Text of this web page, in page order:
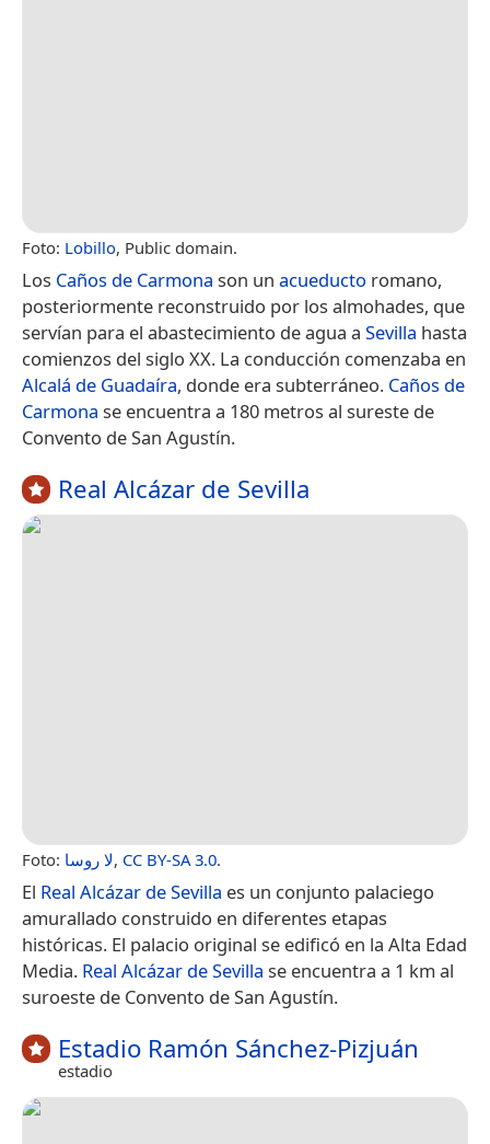
Foto: Lobillo, Public domain.
Los Caños de Carmona son un acueducto romano,
posteriormente reconstruido por los almohades, que
servían para el abastecimiento de agua a Sevilla hasta
comienzos del siglo XX.​​ La conducción comenzaba en
Alcalá de Guadaíra, donde era subterráneo. Caños de
Carmona se encuentra a 180 metros al sureste de
Convento de San Agustín.
Real Alcázar de Sevilla
Foto: لا روسا, CC BY-SA 3.0.
El Real Alcázar de Sevilla es un conjunto palaciego
amurallado construido en diferentes etapas
históricas. El palacio original se edificó en la Alta Edad
Media. Real Alcázar de Sevilla se encuentra a 1 km al
suroeste de Convento de San Agustín.
Estadio Ramón Sánchez-Pizjuán
estadio